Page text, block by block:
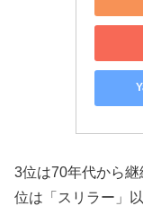
3位は70年代から
位は「スリラー」